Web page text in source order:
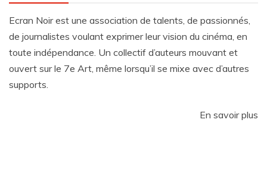
Ecran Noir est une association de talents, de passionnés,
de journalistes voulant exprimer leur vision du cinéma, en
toute indépendance. Un collectif d’auteurs mouvant et
ouvert sur le 7e Art, même lorsqu’il se mixe avec d’autres
supports.
En savoir plus